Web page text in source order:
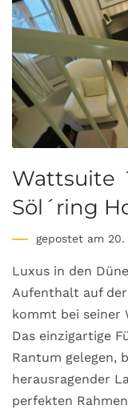
Wattsuite
Söl´ring
gepostet am 20.
Luxus in den
Aufenthalt auf
kommt bei seiner
Das einzigartige
Rantum gelegen,
herausragender
perfekten